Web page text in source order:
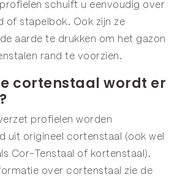
schuift u eenvoudig over
of stapelbok. Ook zijn ze
aarde te drukken om het gazon
rand te voorzien.
cortenstaal wordt er
profielen worden
uit origineel cortenstaal (ook wel
Cor-Tenstaal of kortenstaal).
over cortenstaal zie de